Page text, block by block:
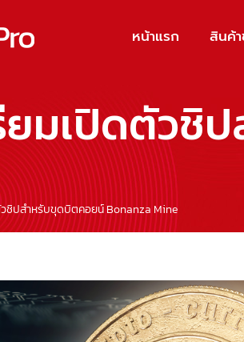
หน้าแรก สินค้า
ยมเปิดตัวชิ
ชิปสำหรับขุดบิตคอยน์ Bonanza Mine